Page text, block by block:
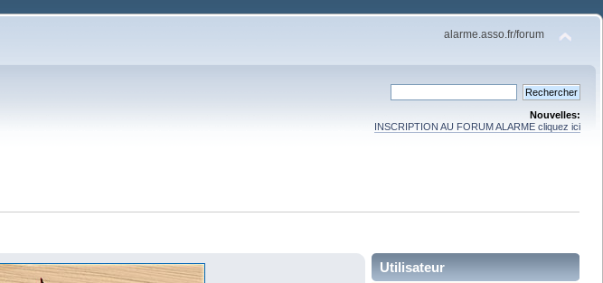
alarme.asso.fr/forum
Nouvelles:
INSCRIPTION AU FORUM ALARME cliquez ici
Utilisateur